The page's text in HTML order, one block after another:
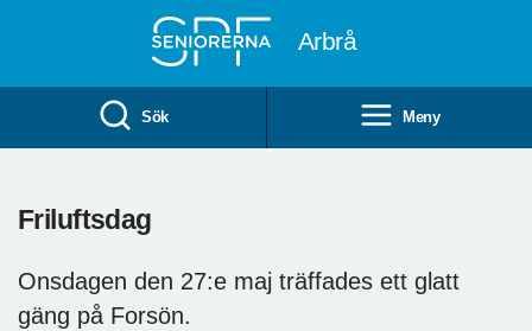
Arbrå
Sök Meny
Friluftsdag
Onsdagen den 27:e maj träffades ett glatt
gäng på Forsön.